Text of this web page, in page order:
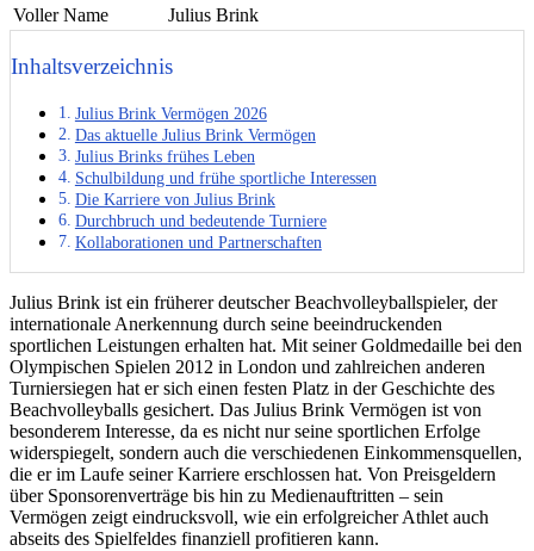
Voller Name
Julius Brink
Inhaltsverzeichnis
Julius Brink Vermögen 2026
Das aktuelle Julius Brink Vermögen
Julius Brinks frühes Leben
Schulbildung und frühe sportliche Interessen
Die Karriere von Julius Brink
Durchbruch und bedeutende Turniere
Kollaborationen und Partnerschaften
Julius Brink ist ein früherer deutscher Beachvolleyballspieler, der
internationale Anerkennung durch seine beeindruckenden
sportlichen Leistungen erhalten hat. Mit seiner Goldmedaille bei den
Olympischen Spielen 2012 in London und zahlreichen anderen
Turniersiegen hat er sich einen festen Platz in der Geschichte des
Beachvolleyballs gesichert. Das Julius Brink Vermögen ist von
besonderem Interesse, da es nicht nur seine sportlichen Erfolge
widerspiegelt, sondern auch die verschiedenen Einkommensquellen,
die er im Laufe seiner Karriere erschlossen hat. Von Preisgeldern
über Sponsorenverträge bis hin zu Medienauftritten – sein
Vermögen zeigt eindrucksvoll, wie ein erfolgreicher Athlet auch
abseits des Spielfeldes finanziell profitieren kann.